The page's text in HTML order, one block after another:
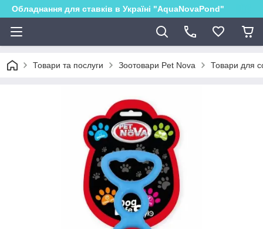
Обладнання для ставків в Україні "AquaNovaPond"
Товари та послуги Зоотовари Pet Nova Товари для